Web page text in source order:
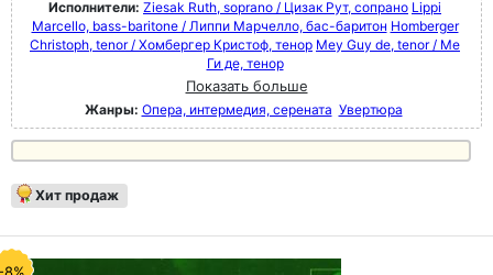
Исполнители: Ziesak Ruth, soprano / Цизак Рут, сопрано Lippi
Marcello, bass-baritone / Липпи Марчелло, бас-баритон Homberger
Christoph, tenor / Хомбергер Кристоф, тенор Mey Guy de, tenor / Ме
Ги де, тенор
Показать больше
Жанры: Опера, интермедия, серената Увертюра
Хит продаж